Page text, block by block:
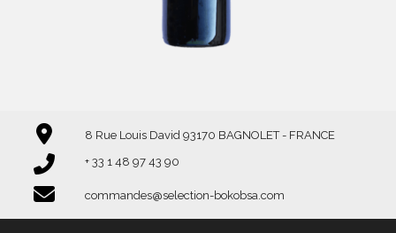
8 Rue Louis David 93170 BAGNOLET - FRANCE
+ 33 1 48 97 43 90
commandes@selection-bokobsa.com